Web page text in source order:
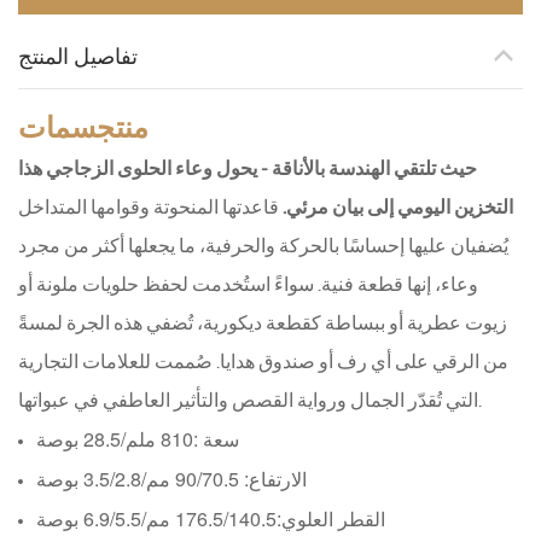
تفاصيل المنتج
منتجسمات
حيث تلتقي الهندسة بالأناقة - يحول وعاء الحلوى الزجاجي هذا
التخزين اليومي إلى بيان مرئي. قاعدتها المنحوتة وقوامها المتداخل
يُضفيان عليها إحساسًا بالحركة والحرفية، ما يجعلها أكثر من مجرد
وعاء، إنها قطعة فنية. سواءً استُخدمت لحفظ حلويات ملونة أو
زيوت عطرية أو ببساطة كقطعة ديكورية، تُضفي هذه الجرة لمسةً
من الرقي على أي رف أو صندوق هدايا. صُممت للعلامات التجارية
سعة :810 ملم /28.5 بوصة
الارتفاع: 90/70.5 مم
/3.5/2.8 بوصة
القطر العلوي:176.5/140.5 مم/
6.9/5.5 بوصة